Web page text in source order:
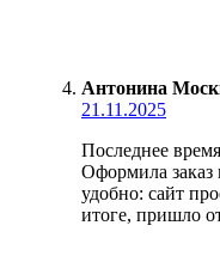
Антонина
21.11.2025
Последнее
Оформила заказ
удобно: сайт
итоге, пришло